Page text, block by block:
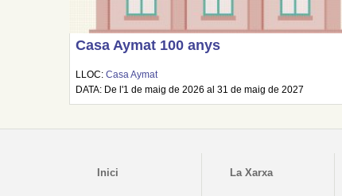
Casa Aymat 100 anys
LLOC:Casa Aymat
DATA: De l'1 de maig de 2026 al 31 de maig de 2027
Inici La Xarxa